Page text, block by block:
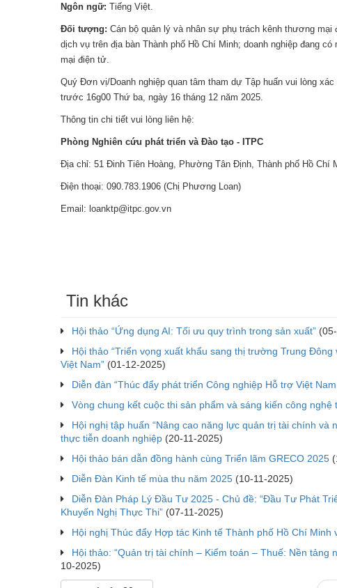
Ngôn ngữ: Tiếng Việt.
Đối tượng: Cán bộ quản lý và nhân sự phụ trách kênh thương
dịch vụ trên địa bàn Thành phố Hồ Chí Minh; doanh nghiệp đang
mại điện tử.
Quý Đơn vị/Doanh nghiệp quan tâm tham dự Tập huấn vui lòng
trước 16g00 Thứ ba, ngày 16 tháng 12 năm 2025.
Thông tin chi tiết vui lòng liên hệ:
Phòng Nghiên cứu phát triển và Đào tạo - ITPC
Địa chỉ: 51 Đinh Tiên Hoàng, Phường Tân Định, Thành phố Hồ Chí
Điện thoại: 090.783.1906 (Chị Phương Loan)
Email: loanktp@itpc.gov.vn
Tin khác
Hội thảo “Ứng dụng AI: Tối ưu quy trình trong sản xuất”
Hội thảo “Triển vọng xuất khẩu sang thị trường Trung
Việt Nam” (01-12-2025)
Diễn đàn “Thúc đẩy phát triển Công nghiệp Hỗ trợ Việt
Vòng chung kết cuộc thi sản phẩm và sáng kiến công nghệ
Hội nghị tập huấn “Nâng cao năng lực quản trị tài chính
thực tiễn doanh nghiệp (20-11-2025)
Hội thảo bán dẫn đồng hành cùng Triển lãm GRECO 2025
Diễn Đàn Kinh tế mùa thu năm 2025 (10-11-2025)
Diễn Đàn Pháp Lý Đầu Tư 2025 - Chủ đề: “Đầu Tư Phát
Khuyến Nghị Thực Thi” (07-11-2025)
Hội nghị Thúc đẩy Hợp tác Kinh tế Thành phố Hồ Chí Minh
Hội thảo: “Quản trị tài chính – Kiểm toán – Thuế: Nền
10-2025)